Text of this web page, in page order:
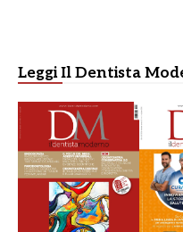
Leggi Il Dentista